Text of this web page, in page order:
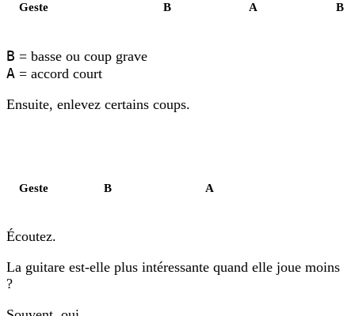
Geste B A B
B = basse ou coup grave
A = accord court
Ensuite, enlevez certains coups.
Geste B A
Écoutez.
La guitare est-elle plus intéressante quand elle joue moins
?